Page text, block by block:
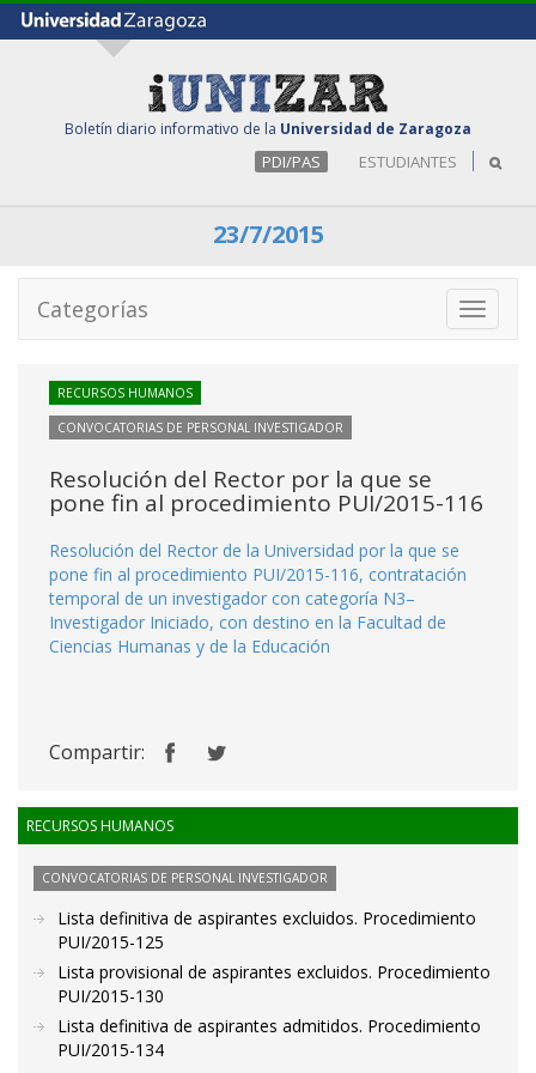
Boletín diario informativo de la Universidad de Zaragoza
PDI/PAS ESTUDIANTES
23/7/2015
Toggle
Categorías
RECURSOS HUMANOS
CONVOCATORIAS DE PERSONAL INVESTIGADOR
Resolución del Rector por la que se
pone fin al procedimiento PUI/2015-116
Resolución del Rector de la Universidad por la que se
pone fin al procedimiento PUI/2015-116, contratación
temporal de un investigador con categoría N3–
Investigador Iniciado, con destino en la Facultad de
Ciencias Humanas y de la Educación
Compartir:
RECURSOS HUMANOS
CONVOCATORIAS DE PERSONAL INVESTIGADOR
Lista definitiva de aspirantes excluidos. Procedimiento
PUI/2015-125
Lista provisional de aspirantes excluidos. Procedimiento
PUI/2015-130
Lista definitiva de aspirantes admitidos. Procedimiento
PUI/2015-134